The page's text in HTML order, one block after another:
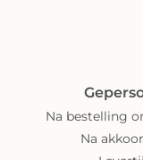
Na bestelling
Na